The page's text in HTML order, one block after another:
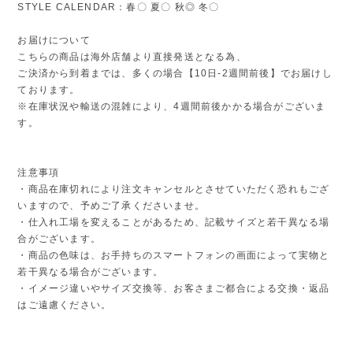
STYLE CALENDAR：春〇 夏〇 秋◎ 冬〇
お届けについて
こちらの商品は海外店舗より直接発送となる為、
ご決済から到着までは、多くの場合【10日-2週間前後】でお届けし
ております。
※在庫状況や輸送の混雑により、4週間前後かかる場合がございま
す。
注意事項
・商品在庫切れにより注文キャンセルとさせていただく恐れもござ
いますので、予めご了承くださいませ。
・仕入れ工場を変えることがあるため、記載サイズと若干異なる場
合がございます。
・商品の色味は、お手持ちのスマートフォンの画面によって実物と
若干異なる場合がございます。
・イメージ違いやサイズ交換等、お客さまご都合による交換・返品
はご遠慮ください。